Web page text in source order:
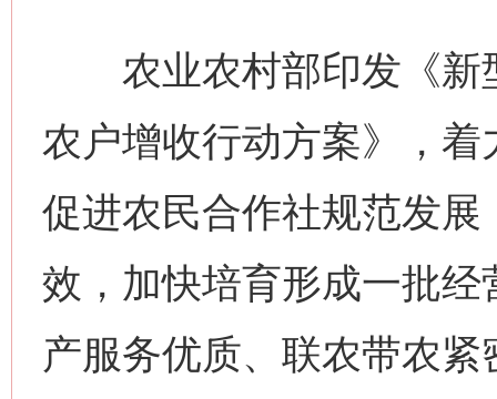
农业农村部印发《新
农户增收行动方案》，
促进农民合作社规范发
效，加快培育形成一批
产服务优质、联农带农